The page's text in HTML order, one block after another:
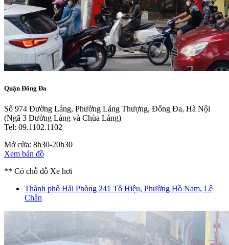
Quận Đống Đa
Số 974 Đường Láng, Phường Láng Thượng, Đống Đa, Hà Nội
(Ngã 3 Đường Láng và Chùa Láng)
Tel: 09.1102.1102
Mở cửa: 8h30-20h30
Xem bản đồ
** Có chỗ đỗ Xe hơi
Thành phố Hải Phòng 241 Tô Hiệu, Phường Hồ Nam, Lê
Chân